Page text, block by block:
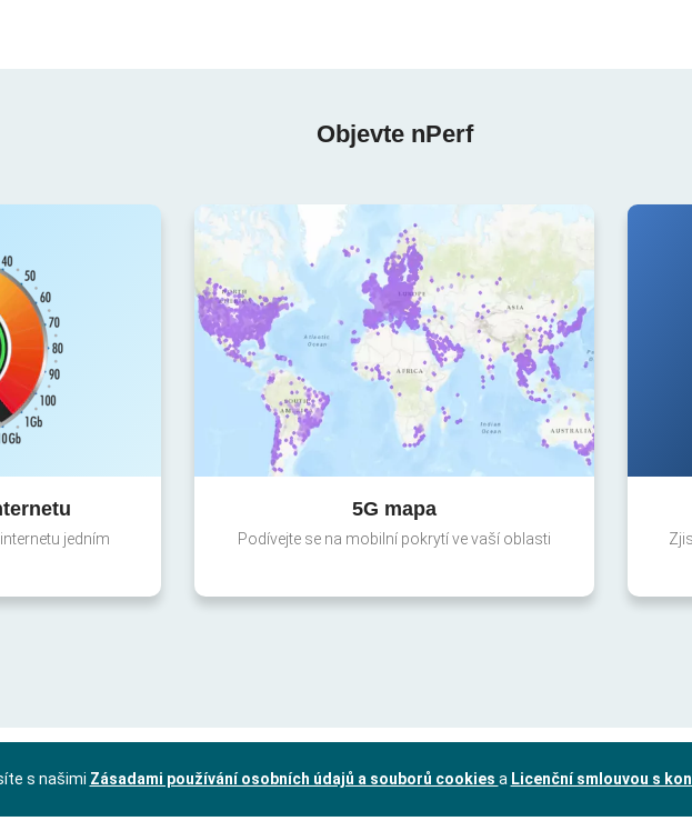
Objevte nPerf
jedním
5G mapa
Podívejte se na mobilní pokrytí ve vaší oblasti
s našimi Zásadami používání osobních údajů a souborů cookies a Licenční smlouvou s